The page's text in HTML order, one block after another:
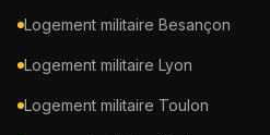
Logement militaire Besançon
Logement militaire Lyon
Logement militaire Toulon